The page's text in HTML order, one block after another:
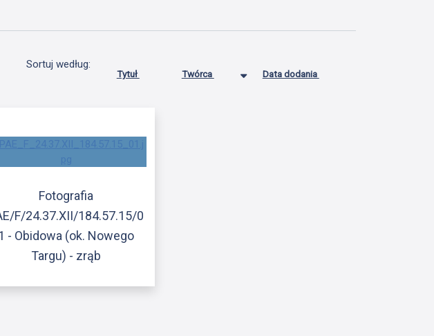
Sortuj według:
Tytuł Twórca Data dodania
Fotografia
F/24.37.XII/184.57.15/0
- Obidowa (ok. Nowego
Targu) - zrąb